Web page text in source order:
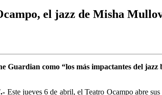
el jazz de Misha
Guardian como “los más impactantes del
Este jueves 6 de abril, el Teatro Ocampo abre